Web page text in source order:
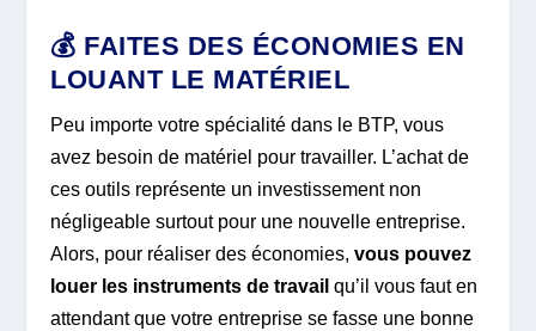
💰 FAITES DES ÉCONOMIES EN
LOUANT LE MATÉRIEL
Peu importe votre spécialité dans le BTP, vous
avez besoin de matériel pour travailler. L’achat de
ces outils représente un investissement non
négligeable surtout pour une nouvelle entreprise.
Alors, pour réaliser des économies,vous pouvez
louer les instruments de travail qu’il vous faut en
attendant que votre entreprise se fasse une bonne